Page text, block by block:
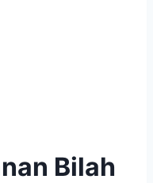
Bilah